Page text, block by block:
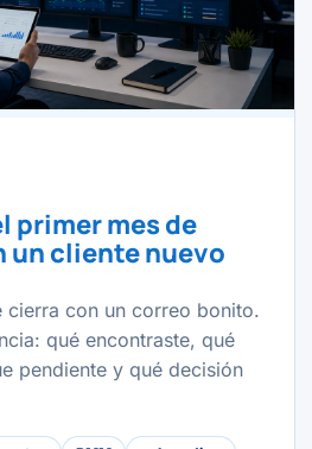
primer mes de
un cliente nuevo
cierra con un correo bonito.
qué encontraste, qué
pendiente y qué decisión